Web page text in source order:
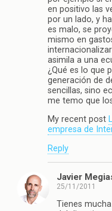
en positivo las
por un lado, y
es malo, se
mismo en
asimila a una
¿Qué es lo que
generación de
sencillas, sino
me temo que
My recent post
empresa de
Reply
Javier
25/11/2011
Tienes